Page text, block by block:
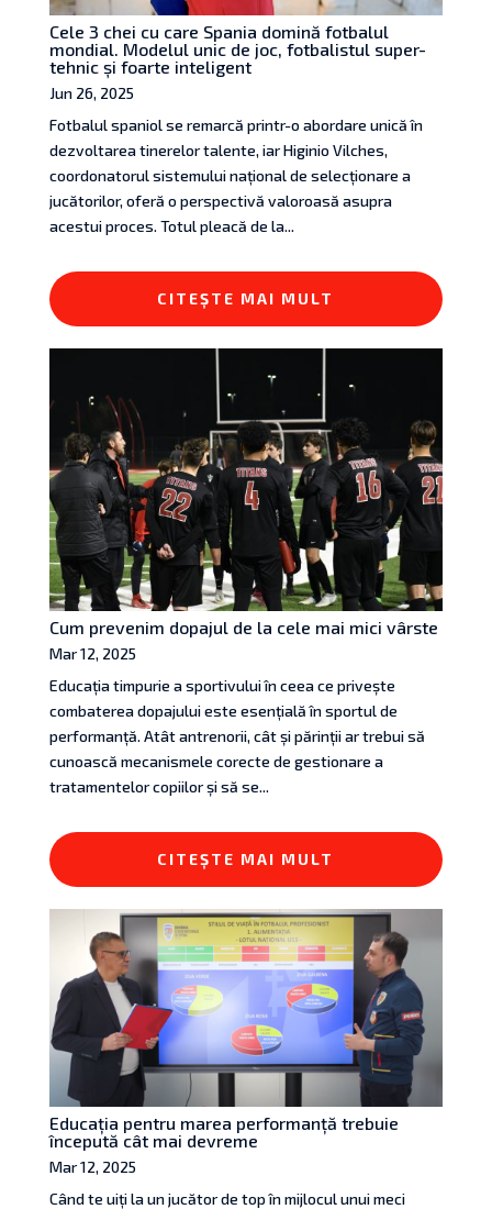
Cele 3 chei cu care Spania domină fotbalul
mondial. Modelul unic de joc, fotbalistul super-
tehnic și foarte inteligent
Jun 26, 2025
Fotbalul spaniol se remarcă printr-o abordare unică în
dezvoltarea tinerelor talente, iar Higinio Vilches,
coordonatorul sistemului național de selecționare a
jucătorilor, oferă o perspectivă valoroasă asupra
acestui proces. Totul pleacă de la...
CITEȘTE MAI MULT
Cum prevenim dopajul de la cele mai mici vârste
Mar 12, 2025
Educația timpurie a sportivului în ceea ce privește
combaterea dopajului este esențială în sportul de
performanță. Atât antrenorii, cât și părinții ar trebui să
cunoască mecanismele corecte de gestionare a
tratamentelor copiilor și să se...
CITEȘTE MAI MULT
Educația pentru marea performanță trebuie
începută cât mai devreme
Mar 12, 2025
Când te uiți la un jucător de top în mijlocul unui meci